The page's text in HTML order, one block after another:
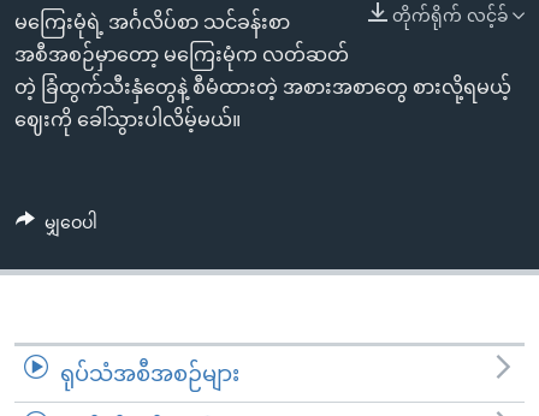
ကြည့်
ရန်
ရှာဖွေ
ရန်
ကျော်
ဘာသာစကားများ
တိုက်ရိုက် လင့်ခ်
မကြေးမုံရဲ့ အင်္ဂလိပ်စာ သင်ခန်းစာ
အစီအစဉ်မှာတော့ မကြေးမုံက လတ်ဆတ်
တဲ့ ခြံထွက်သီးနှံတွေနဲ့ စီမံထားတဲ့ အစားအစာတွေ စားလို့ရမယ့်
ဈေးကို ခေါ်သွားပါလိမ့်မယ်။
မျှဝေပါ
ရုပ်သံအစီအစဉ်များ